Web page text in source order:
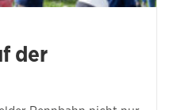
der